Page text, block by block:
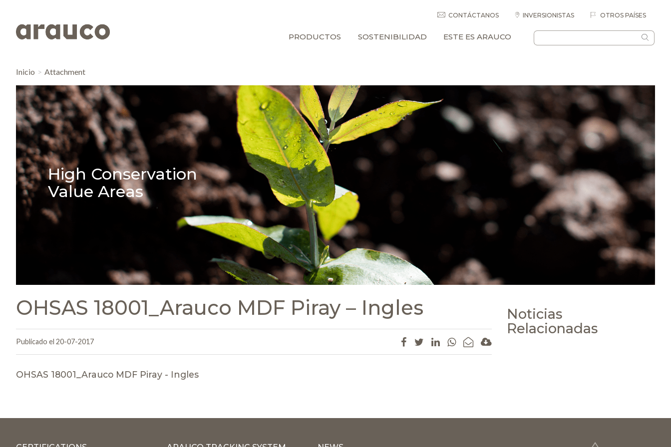
CONTÁCTANOS INVERSIONISTAS OTROS PAÍSES
PRODUCTOS SOSTENIBILIDAD ESTE ES ARAUCO
Inicio Attachment
High Conservation
Value Areas
OHSAS 18001_Arauco MDF Piray – Ingles
Publicado el 20-07-2017
OHSAS 18001_Arauco MDF Piray - Ingles
Noticias
Relacionadas